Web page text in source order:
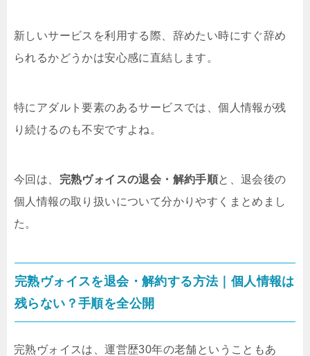
新しいサービスを利用する際、辞めたい時にすぐ辞め
られるかどうかは安心感に直結します。
特にアダルト要素のあるサービスでは、個人情報が残
り続けるのも不安ですよね。
今回は、 完熟ヴォイスの退会・解約手順と、退会後の
個人情報の取り扱いについて分かりやすくまとめまし
た。
完熟ヴォイスを退会・解約する方法｜個人情報は
残らない？手順を全公開
完熟ヴォイスは、運営歴30年の老舗ということもあ